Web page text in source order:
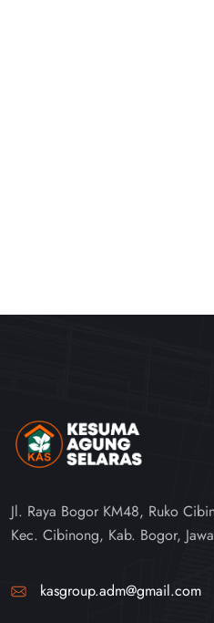
Jl. Raya Bogor KM48, Ruko
Kec. Cibinong, Kab. Bogor,
kasgroup.adm@gmail.com